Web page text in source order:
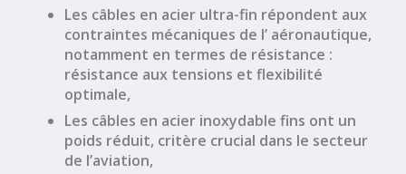
Les câbles en acier ultra-fin répondent aux
contraintes mécaniques de l’ aéronautique,
notamment en termes de résistance :
résistance aux tensions et flexibilité
optimale,
Les câbles en acier inoxydable fins ont un
poids réduit, critère crucial dans le secteur
de l’aviation,